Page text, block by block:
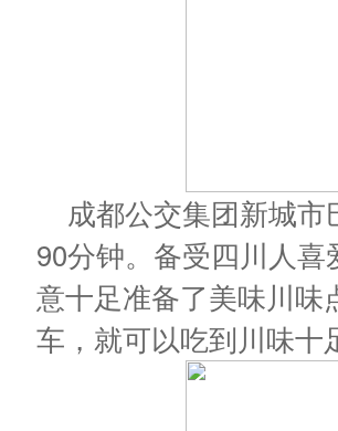
成都公交集团新城
90分钟。备受四川人
意十足准备了美味川味
车，就可以吃到川味十